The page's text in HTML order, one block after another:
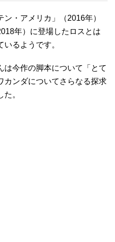
ン・アメリカ」（2016年）
年）に登場したロスとは
るようです。
は今作の脚本について「とて
カンダについてさらなる探求
。